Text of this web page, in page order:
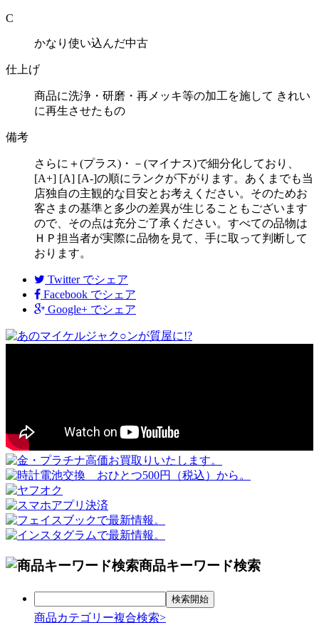
C
かなり使い込んだ中古
仕上げ
商品に洗浄・研磨・再メッキ等の加工を施して きれい
に再生させたもの
備考
さらに＋(プラス)・－(マイナス)で細分化しており、
[A+] [A] [A-]の順にランクが下がります。あくまでも当
店独自の主観的な目安とお考えください。そのためお
客さまの基準と多少の差異が生じることもございます
ので、その点は充分ご了承ください。すべての品物は
ＨＰ担当者が実際に品物を見て、手に取って判断して
おります。
Twitter でシェア
Facebook でシェア
Google+ でシェア
商品キーワード検索
商品カテゴリー複合検索>